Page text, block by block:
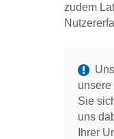
zudem
Sie
uns
Ihrer